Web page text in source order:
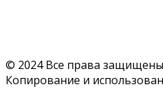
© 2024 Все права
Копирование и